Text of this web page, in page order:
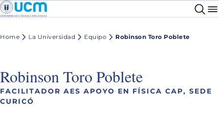
Home La Universidad Equipo Robinson Toro Poblete
Robinson Toro Poblete
FACILITADOR AES APOYO EN FÍSICA CAP, SEDE
CURICÓ